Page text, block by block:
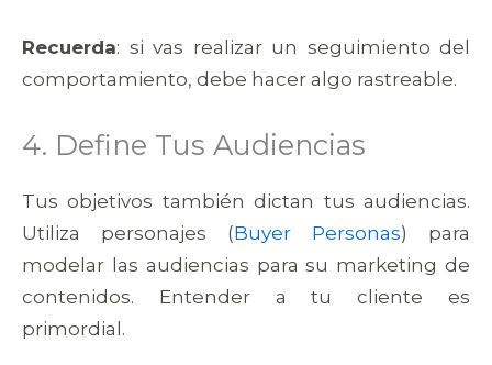
Recuerda: si vas realizar un seguimiento del
comportamiento, debe hacer algo rastreable.
4. Define Tus Audiencias
Tus objetivos también dictan tus audiencias.
Utiliza personajes (Buyer Personas) para
modelar las audiencias para su marketing de
contenidos. Entender a tu cliente es
primordial.